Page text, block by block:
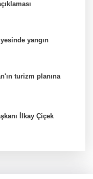
yangın
turizm planına
İlkay Çiçek